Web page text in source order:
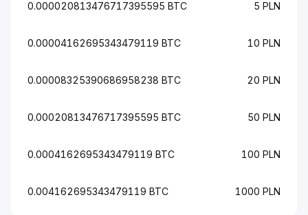
0.000020813476717395595 BTC 5 PLN
0.00004162695343479119 BTC 10 PLN
0.00008325390686958238 BTC 20 PLN
0.00020813476717395595 BTC 50 PLN
0.0004162695343479119 BTC 100 PLN
0.004162695343479119 BTC 1000 PLN